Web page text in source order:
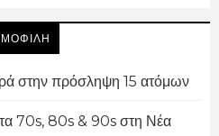
στην πρόσληψη 15 ατόμων
70s, 80s & 90s στη Νέα